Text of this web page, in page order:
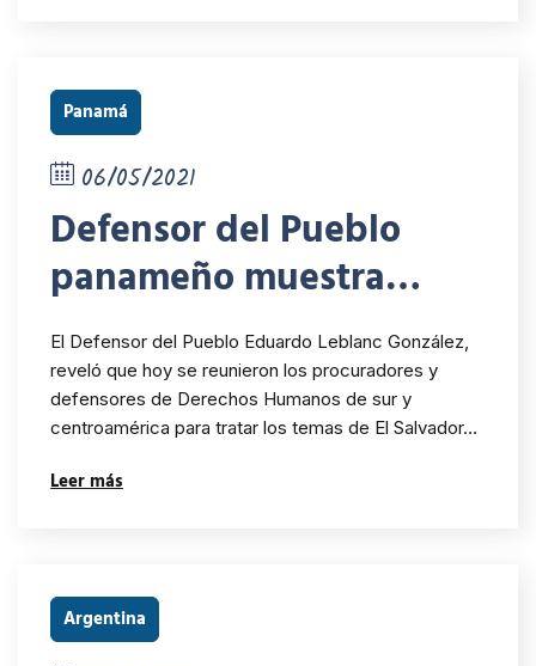
Panamá
06/05/2021
Defensor del Pueblo
panameño muestra
preocupación por
situación de El Salvador
El Defensor del Pueblo Eduardo Leblanc González,
reveló que hoy se reunieron los procuradores y
defensores de Derechos Humanos de sur y
centroamérica para tratar los temas de El Salvador…
Leer más
Argentina